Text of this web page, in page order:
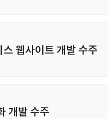
웹사이트 개발 수주
개발 수주